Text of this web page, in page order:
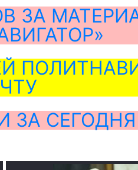
ЗА
ЗА СЕГОДНЯ